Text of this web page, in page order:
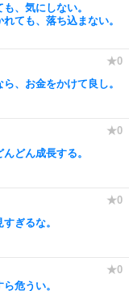
、気にしない。
ても、落ち込まない。
、お金をかけて良し。
どん成長する。
ぎるな。
危うい。